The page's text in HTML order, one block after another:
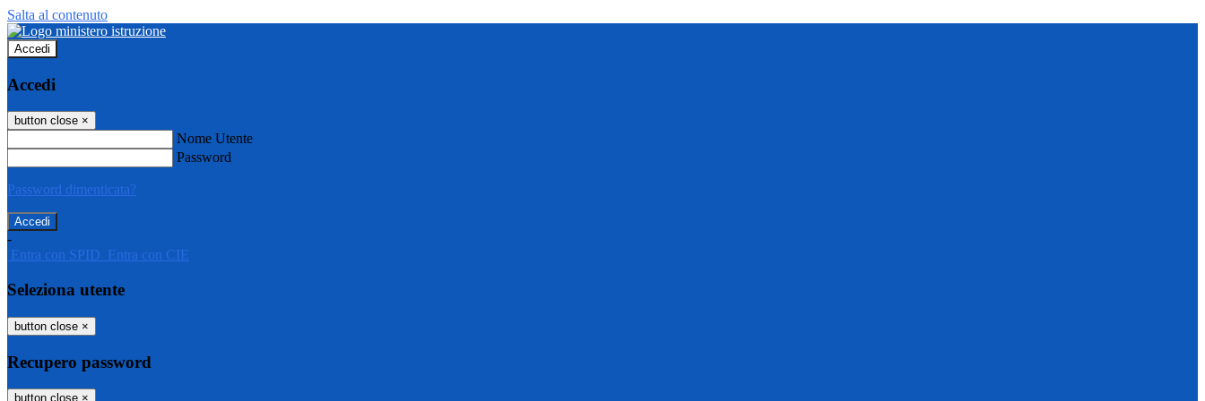
Salta al contenuto
Accedi
Accedi
button close ×
Nome Utente
Password
Password dimenticata?
-
Entra con SPID Entra con CIE
Seleziona utente
button close ×
Recupero password
button close ×